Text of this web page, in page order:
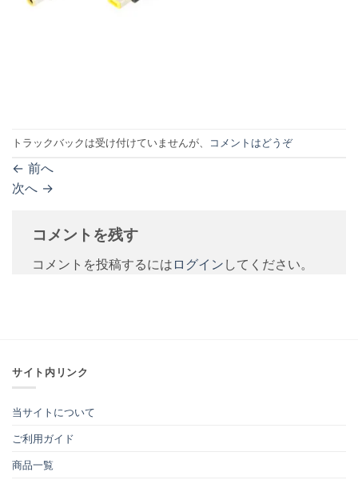
トラックバックは受け付けていませんが、 コメントはどうぞ
← 前へ
次へ →
コメントを残す
コメントを投稿するには ログイン してください。
サイト内リンク
当サイトについて
ご利用ガイド
商品一覧